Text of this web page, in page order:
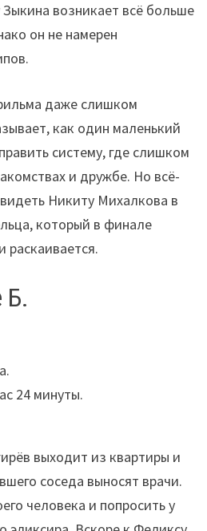
возникает всё больше
он не намерен
даже слишком
как один маленький
систему, где слишком
и дружбе. Но всё-
Никиту Михалкова в
который в финале
раскаивается.
Б.
24 минуты.
выходит из квартиры и
соседа выносят врачи.
человека и попросить у